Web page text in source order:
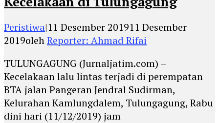
Peristiwa|11 Desember 201911 Desember
2019olehReporter: Ahmad Rifai
TULUNGAGUNG (Jurnaljatim.com) –
Kecelakaan lalu lintas terjadi di perempatan
BTA jalan Pangeran Jendral Sudirman,
Kelurahan Kamlungdalem, Tulungagung, Rabu
dini hari (11/12/2019) jam